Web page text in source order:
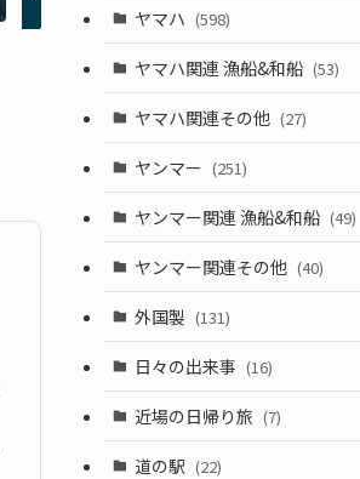
ヤマハ (598)
ヤマハ関連 漁船&和船 (53)
ヤマハ関連その他 (27)
ヤンマー (251)
ヤンマー関連 漁船&和船 (49)
ヤンマー関連その他 (40)
外国製 (131)
日々の出来事 (16)
近場の日帰り旅 (7)
道の駅 (22)